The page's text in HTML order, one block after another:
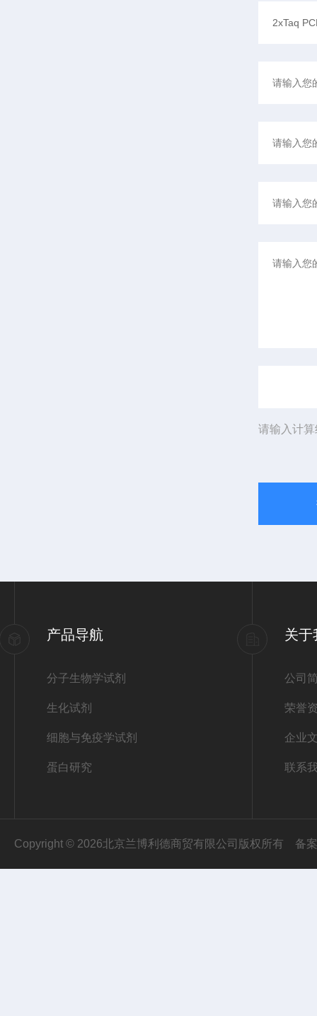
请输入计
产品导航
分子生物学试剂
生化试剂
细胞与免疫学试剂
蛋白研究
关于
公司
荣誉
企业
联系
Copyright © 2026北京兰博利德商贸有限公司版权所有 备